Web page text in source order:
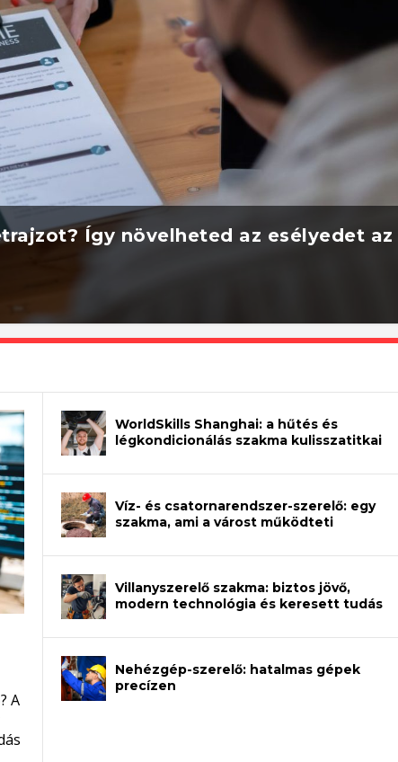
Így növelheted az esélyedet az
a gépeket?
Tanulj szakmát!
– amikor néhány sor program dönti
ki telefon nélkül?
A
WorldSkills Shanghai: a hűtés és
légkondicionálás szakma kulisszatitkai
Víz- és csatornarendszer-szerelő: egy
szakma, ami a várost működteti
Villanyszerelő szakma: biztos jövő,
modern technológia és keresett tudás
Nehézgép-szerelő: hatalmas gépek
precízen